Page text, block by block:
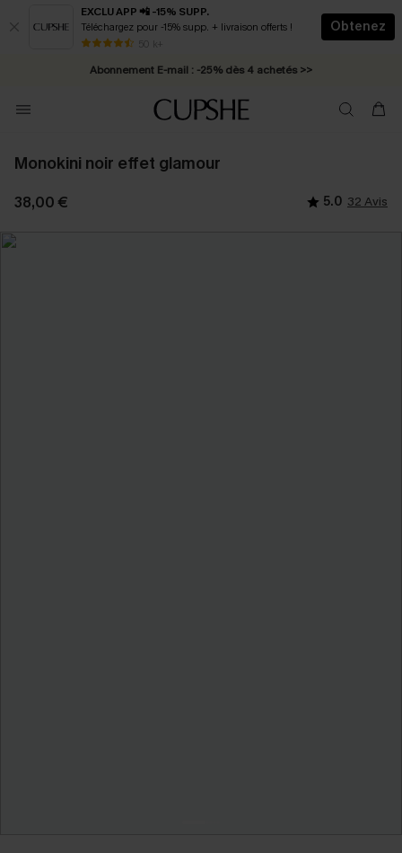
EXCLU APP 📲 -15% SUPP.
Téléchargez pour -15% supp. + livraison offerts !
50 k+
Obtenez
* Livraison éclair 2-3 jours ouvrés >>
Abonnement E-mail : -25% dès 4 achetés >>
Monokini noir effet glamour
38,00 € 5.0 32 Avis